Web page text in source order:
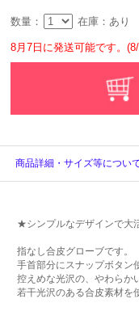
数量： 在庫：あり
8月7日に発送可能です。
商品詳細・サイズ等につい
★シンプルなデザインで大
指なし合皮グローブです。
手首部分にスナップボタン
控えめな光沢の、やわらか
若干光沢のある合皮素材を